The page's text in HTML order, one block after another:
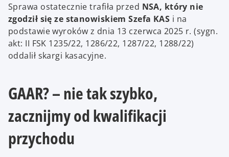
Sprawa ostatecznie trafiła przed NSA, który nie
zgodził się ze stanowiskiem Szefa KAS i na
podstawie wyroków z dnia 13 czerwca 2025 r. (sygn.
akt: II FSK 1235/22, 1286/22, 1287/22, 1288/22)
oddalił skargi kasacyjne.
GAAR? – nie tak szybko,
zacznijmy od kwalifikacji
przychodu